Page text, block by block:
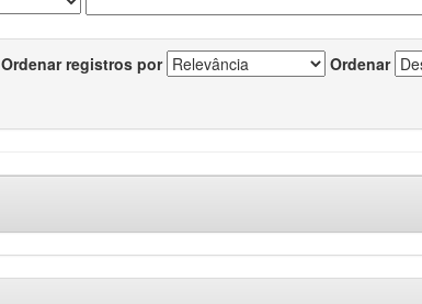
Ordenar registros por Ordenar